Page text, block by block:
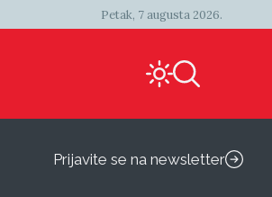
Petak, 7 augusta 2026.
Prijavite se na newsletter